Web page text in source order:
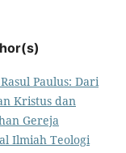
Paulus: Dari
Kristus dan
Gereja
Ilmiah Teologi